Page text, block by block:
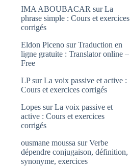
IMA ABOUBACAR surLa
phrase simple : Cours et exercices
corrigés
Eldon Piceno surTraduction en
ligne gratuite : Translator online –
Free
LPsurLa voix passive et active :
Cours et exercices corrigés
Lopes surLa voix passive et
active : Cours et exercices
corrigés
ousmane moussa surVerbe
dépendre conjugaison, définition,
synonyme, exercices